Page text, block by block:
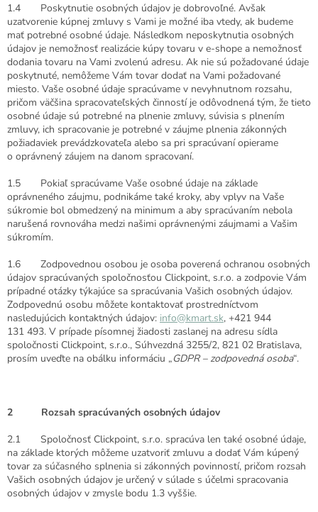
1.4 Poskytnutie osobných údajov je dobrovoľné. Avšak
uzatvorenie kúpnej zmluvy s Vami je možné iba vtedy, ak budeme
mať potrebné osobné údaje. Následkom neposkytnutia osobných
údajov je nemožnosť realizácie kúpy tovaru v e-shope a nemožnosť
dodania tovaru na Vami zvolenú adresu. Ak nie sú požadované údaje
poskytnuté, nemôžeme Vám tovar dodať na Vami požadované
miesto. Vaše osobné údaje spracúvame v nevyhnutnom rozsahu,
pričom väčšina spracovateľských činností je odôvodnená tým, že tieto
osobné údaje sú potrebné na plnenie zmluvy, súvisia s plnením
zmluvy, ich spracovanie je potrebné v záujme plnenia zákonných
požiadaviek prevádzkovateľa alebo sa pri spracúvaní opierame
o oprávnený záujem na danom spracovaní.
1.5 Pokiaľ spracúvame Vaše osobné údaje na základe
oprávneného záujmu, podnikáme také kroky, aby vplyv na Vaše
súkromie bol obmedzený na minimum a aby spracúvaním nebola
narušená rovnováha medzi našimi oprávnenými záujmami a Vašim
súkromím.
1.6 Zodpovednou osobou je osoba poverená ochranou osobných
údajov spracúvaných spoločnosťou Clickpoint, s.r.o. a zodpovie Vám
prípadné otázky týkajúce sa spracúvania Vašich osobných údajov.
Zodpovednú osobu môžete kontaktovať prostredníctvom
nasledujúcich kontaktných údajov: info@kmart.sk, +421 944
131 493. V prípade písomnej žiadosti zaslanej na adresu sídla
spoločnosti Clickpoint, s.r.o., Súhvezdná 3255/2, 821 02 Bratislava,
prosím uveďte na obálku informáciu „GDPR – zodpovedná osoba“.
2 Rozsah spracúvaných osobných údajov
2.1 Spoločnosť Clickpoint, s.r.o. spracúva len také osobné údaje,
na základe ktorých môžeme uzatvoriť zmluvu a dodať Vám kúpený
tovar za súčasného splnenia si zákonných povinností, pričom rozsah
Vašich osobných údajov je určený v súlade s účelmi spracovania
osobných údajov v zmysle bodu 1.3 vyššie.